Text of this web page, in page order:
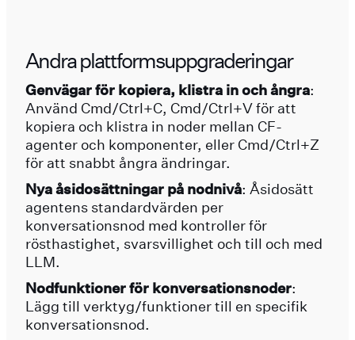
Andra plattformsuppgraderingar
Genvägar för kopiera, klistra in och ångra:
Använd Cmd/Ctrl+C, Cmd/Ctrl+V för att
kopiera och klistra in noder mellan CF-
agenter och komponenter, eller Cmd/Ctrl+Z
för att snabbt ångra ändringar.
Nya åsidosättningar på nodnivå: Åsidosätt
agentens standardvärden per
konversationsnod med kontroller för
rösthastighet, svarsvillighet och till och med
LLM.
Nodfunktioner för konversationsnoder:
Lägg till verktyg/funktioner till en specifik
konversationsnod.